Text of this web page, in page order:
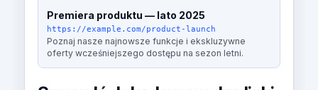
Premiera produktu — lato 2025
https://example.com/product-launch
Poznaj nasze najnowsze funkcje i ekskluzywne
oferty wcześniejszego dostępu na sezon letni.